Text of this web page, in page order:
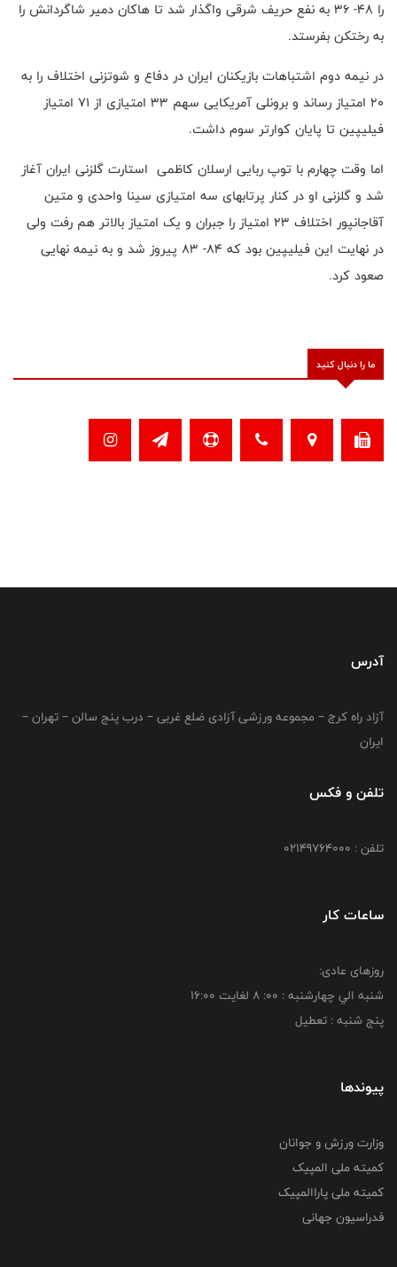
را 48- 36 به نفع حریف شرقی واگذار شد تا هاکان دمیر شاگردانش را
به رختکن بفرستد.
در نیمه دوم اشتباهات بازیکنان ایران در دفاع و شوتزنی اختلاف را به
20 امتیاز رساند و برونلی آمریکایی سهم 33 امتیازی از 71 امتیاز
فیلیپین تا پایان کوارتر سوم داشت.
اما وقت چهارم با توپ ربایی ارسلان کاظمی استارت گلزنی ایران آغاز
شد و گلزنی او در کنار پرتابهای سه امتیازی سینا واحدی و متین
آقاجانپور اختلاف 23 امتیاز را جبران و یک امتیاز بالاتر هم رفت ولی
در نهایت این فیلیپین بود که 84- 83 پیروز شد و به نیمه نهایی
صعود کرد.
ما را دنبال کنید
آدرس
آزاد راه کرج – مجموعه ورزشی آزادی ضلع غربی – درب پنج سالن – تهران –
ایران
تلفن و فکس
تلفن : 02149764000
ساعات کار
روزهای عادی:
شنبه الي چهارشنبه : 00: 8 لغايت 16:00
پنج شنبه : تعطیل
پیوندها
وزارت ورزش و جوانان
کمیته ملی المپیک
کمیته ملی پاراالمپیک
فدراسیون جهانی